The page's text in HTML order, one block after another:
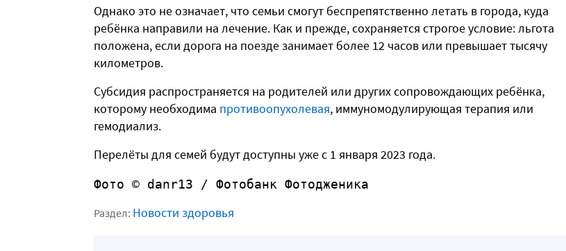
Однако это не означает, что семьи смогут беспрепятственно летать в города, куда
ребёнка направили на лечение. Как и прежде, сохраняется строгое условие: льгота
положена, если дорога на поезде занимает более 12 часов или превышает тысячу
километров.
Субсидия распространяется на родителей или других сопровождающих ребёнка,
которому необходима противоопухолевая, иммуномодулирующая терапия или
гемодиализ.
Перелёты для семей будут доступны уже с 1 января 2023 года.
Фото © danr13 / Фотобанк Фотодженика
Раздел: Новости здоровья